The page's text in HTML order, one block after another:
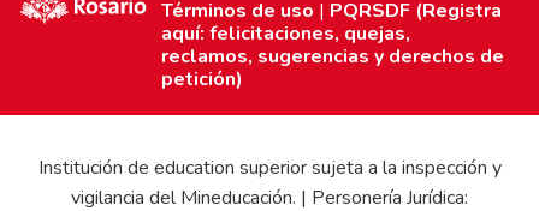
Términos de uso | PQRSDF (Registra
aquí: felicitaciones, quejas,
reclamos, sugerencias y derechos de
petición)
Institución de education superior sujeta a la inspección y
vigilancia del Mineducación. | Personería Jurídica: